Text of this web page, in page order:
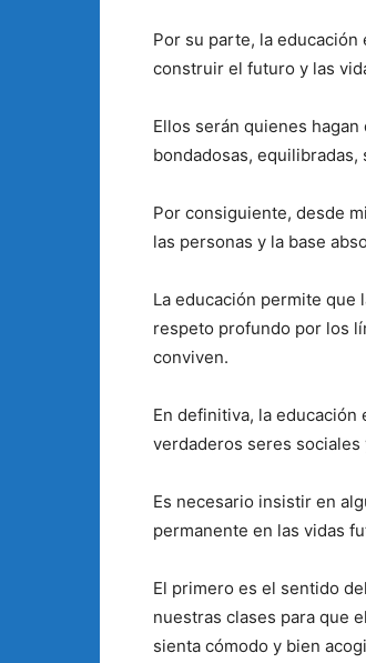
Por su parte, la
construir el futuro y las
Ellos serán quienes
bondadosas,
Por consiguiente, desde
las personas y la base
La educación permite que
respeto profundo por los
conviven.
En definitiva, la educación
verdaderos seres
Es necesario insistir en
permanente en las vidas
El primero es el sentido
nuestras clases para que
sienta cómodo y bien